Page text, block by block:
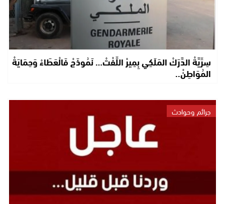
سِرِّيَّةْ الدَّرَكْ المَلَكِي بِمِيرْ اللِّفْتْ… نَمُوذَجْ فَالْعَطَاءْ وَحِمَايَةْ
المُوَاطِنْ..
جرائم وحوادث